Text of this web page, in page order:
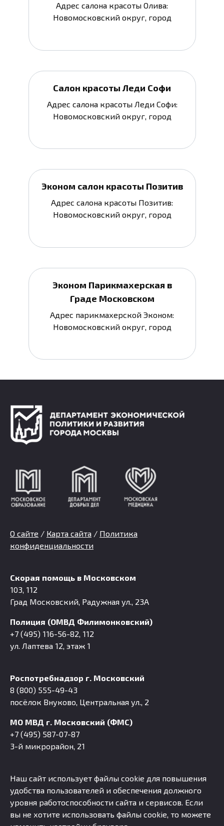
Адрес салона красоты Олива:
Новомосковский округ, город
Салон красоты Леди Софи
Адрес салона красоты Леди Софи:
Новомосковский округ, город
Эконом салон красоты Позитив
Адрес салона красоты Позитив:
Новомосковский округ, город
Эконом Парикмахерская в
Граде Московском
Адрес парикмахерской Эконом:
Новомосковский округ, город
О сайте / Карта сайта / Политика
конфиденциальности
Скорая помощь в Московском
103, 112
Град Московский, Радужная ул., 23А
Полиция (ОМВД Филимонковский)
+7 (495) 116-56-82, 112
ул. Лаптева 12, этаж 1
Роспотребнадзор г. Московский
8 (800) 555-49-43
посёлок Внуково, Центральная ул., 2
МО МВД г. Московский (ФМС)
+7 (495) 587-07-87
3-й микрорайон, 21
Наш сайт использует файлы cookie для повышения
удобства пользователей и обеспечения должного
уровня работоспособности сайта и сервисов. Если
вы не хотите использовать файлы cookie, то можете